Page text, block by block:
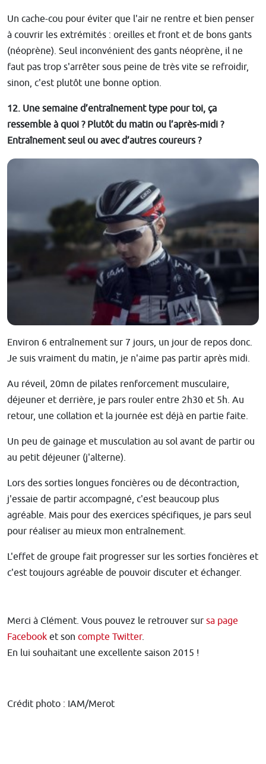
Un cache-cou pour éviter que l'air ne rentre et bien penser
à couvrir les extrémités : oreilles et front et de bons gants
(néoprène). Seul inconvénient des gants néoprène, il ne
faut pas trop s'arrêter sous peine de très vite se refroidir,
sinon, c'est plutôt une bonne option.
12. Une semaine d’entraînement type pour toi, ça
ressemble à quoi ? Plutôt du matin ou l’après-midi ?
Entraînement seul ou avec d’autres coureurs ?
Environ 6 entraînement sur 7 jours, un jour de repos donc.
Je suis vraiment du matin, je n'aime pas partir après midi.
Au réveil, 20mn de pilates renforcement musculaire,
déjeuner et derrière, je pars rouler entre 2h30 et 5h. Au
retour, une collation et la journée est déjà en partie faite.
Un peu de gainage et musculation au sol avant de partir ou
au petit déjeuner (j'alterne).
Lors des sorties longues foncières ou de décontraction,
j'essaie de partir accompagné, c'est beaucoup plus
agréable. Mais pour des exercices spécifiques, je pars seul
pour réaliser au mieux mon entraînement.
L'effet de groupe fait progresser sur les sorties foncières et
c'est toujours agréable de pouvoir discuter et échanger.
Merci à Clément. Vous pouvez le retrouver sur sa page
Facebook et son compte Twitter.
En lui souhaitant une excellente saison 2015 !
Crédit photo : IAM/Merot